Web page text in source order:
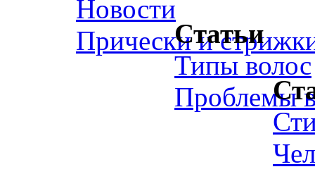
Новости
Прически иСтатьи
Типы волос
Проблемы